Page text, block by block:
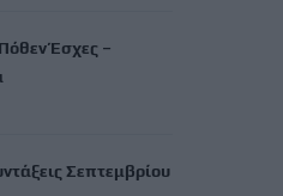
Έσχες –
Σεπτεμβρίου